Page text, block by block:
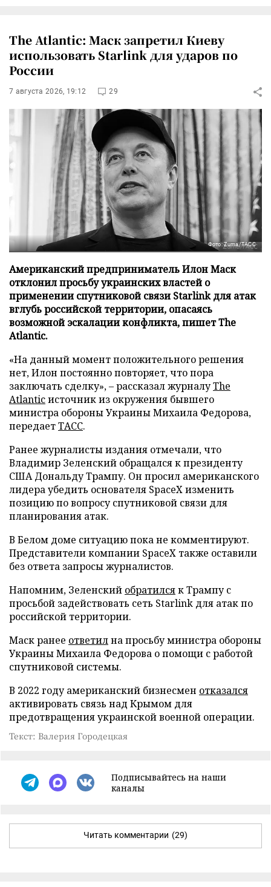
The Atlantic: Маск запретил Киеву
использовать Starlink для ударов по
России
7 августа 2026, 19:12 29
Фото: Zuma/ТАСС
Американский предприниматель Илон Маск
отклонил просьбу украинских властей о
применении спутниковой связи Starlink для атак
вглубь российской территории, опасаясь
возможной эскалации конфликта, пишет The
Atlantic.
«На данный момент положительного решения
нет, Илон постоянно повторяет, что пора
заключать сделку», – рассказал журналуThe
Atlanticисточник из окружения бывшего
министра обороны Украины Михаила Федорова,
передаетТАСС.
Ранее журналисты издания отмечали, что
Владимир Зеленский обращался к президенту
США Дональду Трампу. Он просил американского
лидера убедить основателя SpaceX изменить
позицию по вопросу спутниковой связи для
планирования атак.
В Белом доме ситуацию пока не комментируют.
Представители компании SpaceX также оставили
без ответа запросы журналистов.
Напомним, Зеленский обратилсяк Трампу с
просьбой задействовать сеть Starlink для атак по
российской территории.
Маск ранее ответилна просьбу министра обороны
Украины Михаила Федорова о помощи с работой
спутниковой системы.
В 2022 году американский бизнесмен отказался
активировать связь над Крымом для
предотвращения украинской военной операции.
Текст: Валерия Городецкая
Подписывайтесь на наши
каналы
Читать комментарии (29)